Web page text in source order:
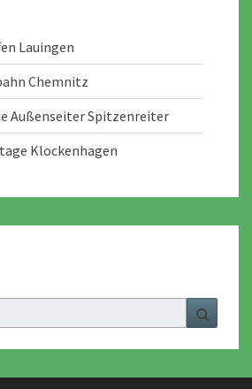
Lauingen
Chemnitz
Außenseiter Spitzenreiter
Klockenhagen